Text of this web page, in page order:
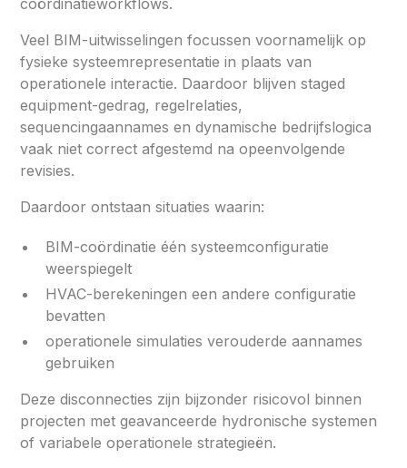
Veel BIM-uitwisselingen focussen voornamelijk op
fysieke systeemrepresentatie in plaats van
operationele interactie. Daardoor blijven staged
equipment-gedrag, regelrelaties,
sequencingaannames en dynamische bedrijfslogica
vaak niet correct afgestemd na opeenvolgende
revisies.
Daardoor ontstaan situaties waarin:
BIM-coördinatie één systeemconfiguratie
weerspiegelt
HVAC-berekeningen een andere configuratie
bevatten
operationele simulaties verouderde aannames
gebruiken
Deze disconnecties zijn bijzonder risicovol binnen
projecten met geavanceerde hydronische systemen
of variabele operationele strategieën.